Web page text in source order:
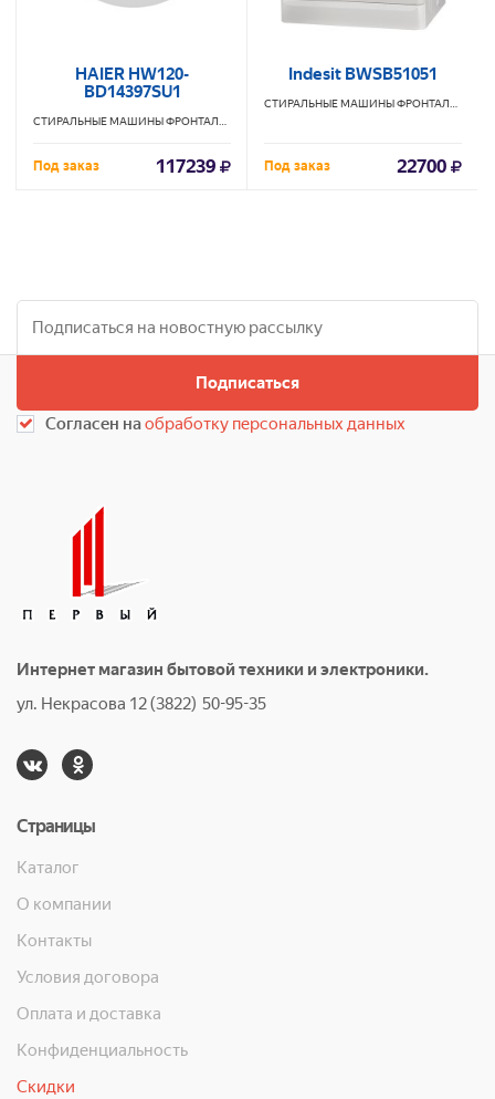
HAIER HW120-
BD14397SU1
Под заказ 117239
Indesit BWSB51051
Под заказ 22700
Подписаться
Согласен наобработку персональных данных
Интернет магазин бытовой техники и электроники.
ул. Некрасова 12 (3822) 50-95-35
Страницы
Каталог
О компании
Контакты
Условия договора
Оплата и доставка
Конфиденциальность
Скидки